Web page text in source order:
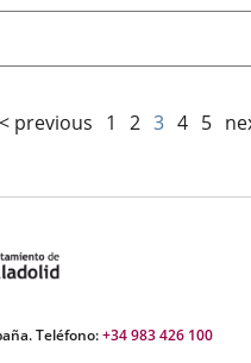
< previous 1 2 3 4 5
Teléfono:+34 983 426 100